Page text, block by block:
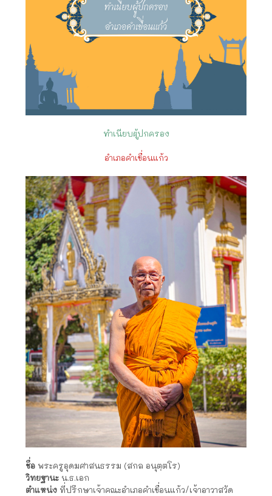
ทำเนียบผู้ปกครอง
อำเภอคำเขื่อนแก้ว
ชื่อ พระครูอุดมศาสนธรรม (สกล อนุตฺตโร)
วิทยฐานะ น.ธ.เอก
ตำแหน่ง ที่ปรึกษาเจ้าคณะอำเภอคำเขื่อนแก้ว/เจ้าอาวาสวัด